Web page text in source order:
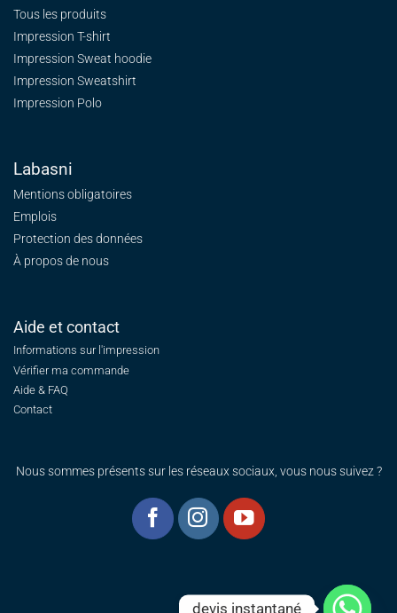
Tous les produits
Impression T-shirt
Impression Sweat hoodie
Impression Sweatshirt
Impression Polo
Labasni
Mentions obligatoires
Emplois
Protection des données
À propos de nous
Aide et contact
Informations sur l'impression
Vérifier ma commande
Aide & FAQ
Contact
Nous sommes présents sur les réseaux sociaux, vous nous suivez ?
devis instantané